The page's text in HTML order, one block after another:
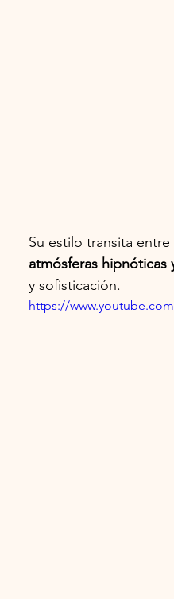
Su estilo transita entre
atmósferas hipnóticas
y sofisticación.
https://